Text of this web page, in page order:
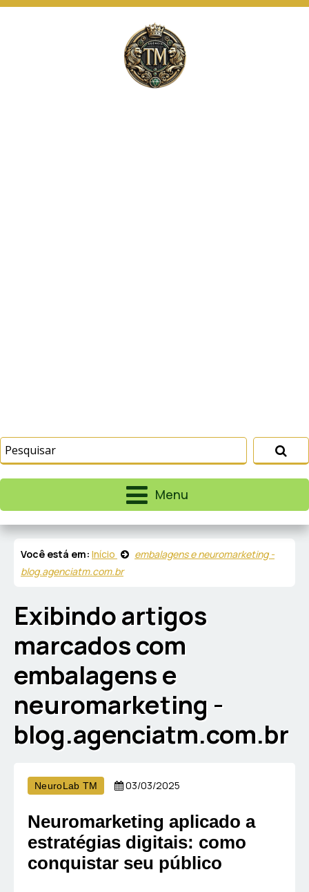
Menu
Você está em: Início
embalagens e neuromarketing -
blog.agenciatm.com.br
Exibindo artigos
marcados com
embalagens e
neuromarketing -
blog.agenciatm.com.br
NeuroLab TM 03/03/2025
Neuromarketing aplicado a
estratégias digitais: como
conquistar seu público
similares para lembrar e entender como você usa
nosso site, analisar seu uso de nossos produtos
e serviços, ajudar com nossos esforços de
marketing e fornecer conteúdo de terceiros. Leia
Termos e CondiçõesePolítica de